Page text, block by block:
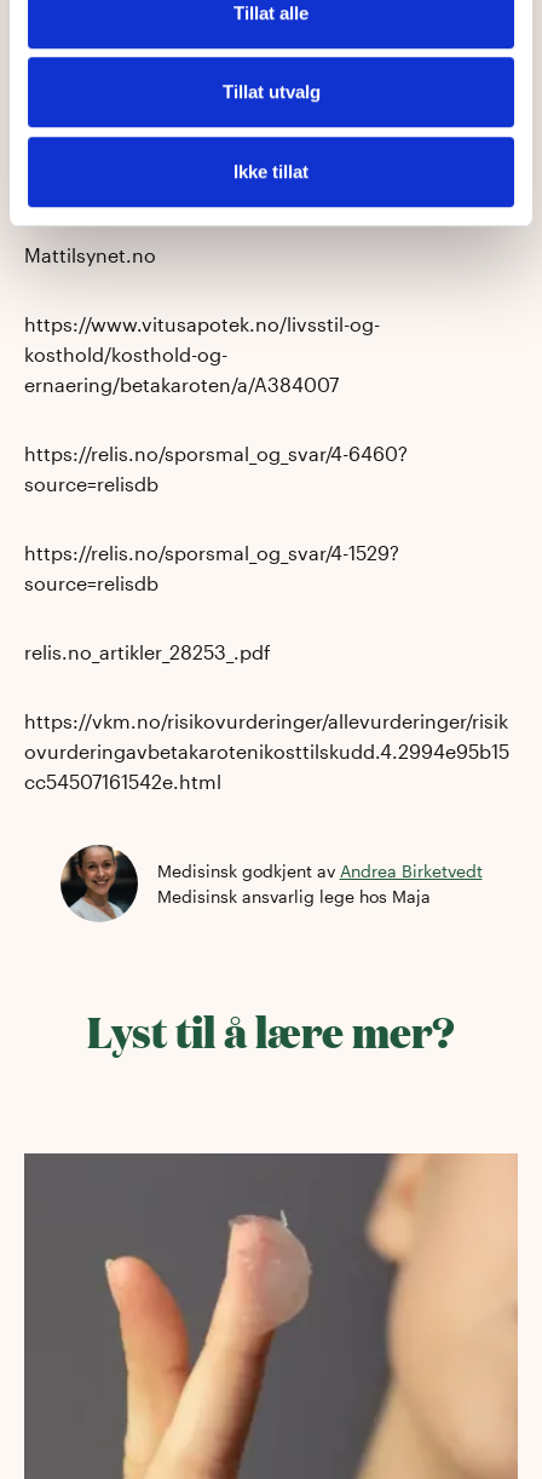
Tillat alle
Tillat utvalg
Ikke tillat
Mattilsynet.no
https://www.vitusapotek.no/livsstil-og-
kosthold/kosthold-og-
ernaering/betakaroten/a/A384007
https://relis.no/sporsmal_og_svar/4-6460?
source=relisdb
https://relis.no/sporsmal_og_svar/4-1529?
source=relisdb
relis.no_artikler_28253_.pdf
https://vkm.no/risikovurderinger/allevurderinger/risik
ovurderingavbetakarotenikosttilskudd.4.2994e95b15
cc54507161542e.html
Medisinsk godkjent av Andrea Birketvedt
Medisinsk ansvarlig legehos Maja
Lyst til å lære mer?